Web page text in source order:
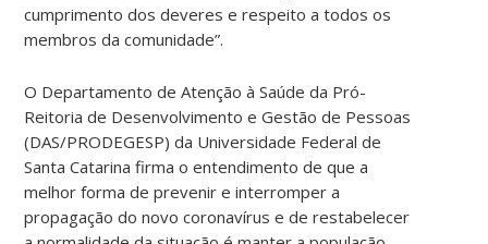
cumprimento dos deveres e respeito a todos os
membros da comunidade”.
O Departamento de Atenção à Saúde da Pró-
Reitoria de Desenvolvimento e Gestão de Pessoas
(DAS/PRODEGESP) da Universidade Federal de
Santa Catarina firma o entendimento de que a
melhor forma de prevenir e interromper a
propagação do novo coronavírus e de restabelecer